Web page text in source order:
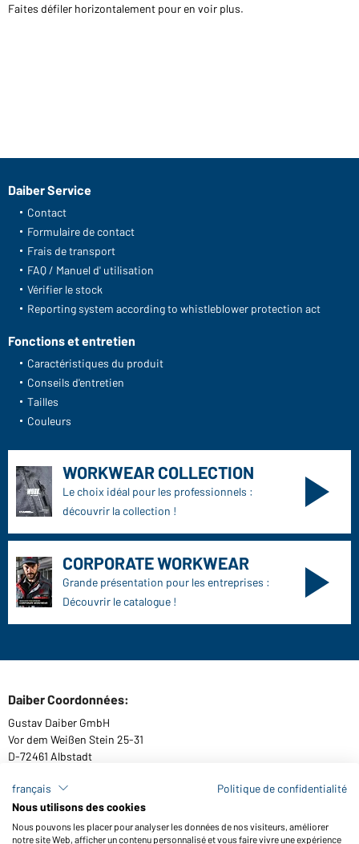
Faites défiler horizontalement pour en voir plus.
Chemisier femme "Business" manches courtes
(acier)
Daiber Service
Frais de transport
FAQ / Manuel d' utilisation
Vérifier le stock
Reporting system according to whistleblower protection act
Fonctions et entretien
Caractéristiques du produit
Conseils d'entretien
Tailles
WORKWEAR COLLECTION
Le choix idéal pour les professionnels :
découvrir la collection !
CORPORATE WORKWEAR
Grande présentation pour les entreprises :
Découvrir le catalogue !
français
Politique de confidentialité
Nous utilisons des cookies
Nous pouvons les placer pour analyser les données de nos visiteurs, améliorer
notre site Web, afficher un contenu personnalisé et vous faire vivre une expérience